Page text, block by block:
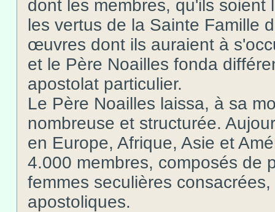
dont les membres, qu'ils
les vertus de la Sainte Famille
œuvres dont ils auraient à
et le Père Noailles fonda
apostolat particulier.
Le Père Noailles laissa, à sa
nombreuse et structurée.
en Europe, Afrique, Asie et
4.000 membres, composés de
femmes seculières
apostoliques.